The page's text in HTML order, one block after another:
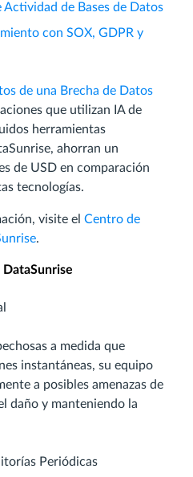
de Bases de Datos
con SOX, GDPR y
de una Brecha de Datos
que utilizan IA de
herramientas
ahorran un
de USD en comparación
tecnologías.
visite el Centro de
.
a medida que
instantáneas, su equipo
a posibles amenazas de
daño y manteniendo la
Periódicas